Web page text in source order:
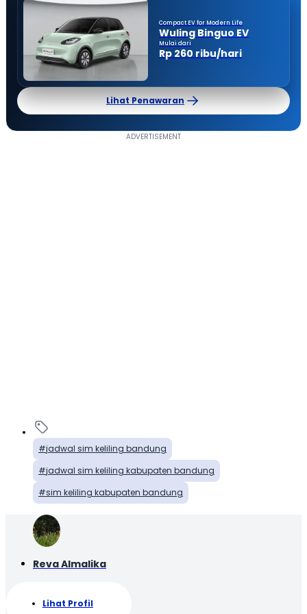
Compact EV for Modern Life
Wuling Binguo EV
Mulai dari
Rp 260 ribu/hari
Lihat Penawaran
jadwal sim keliling bandung
jadwal sim keliling kabupaten bandung
sim keliling kabupaten bandung
Reva Almalika
Lihat Profil